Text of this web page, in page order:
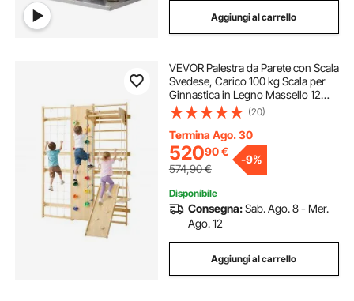
Aggiungi al carrello
VEVOR Palestra da Parete con Scala
Svedese, Carico 100 kg Scala per
Ginnastica in Legno Massello 12
Livelli, con Parete da Arrampicata,
Anelli da Palestra, Barra per
Trazioni, Tavola da Arrampicata
(20)
Termina Ago. 30
52090€
574,90€
-9%
Disponibile
Consegna:Sab. Ago. 8 - Mer.
Ago. 12
Aggiungi al carrello